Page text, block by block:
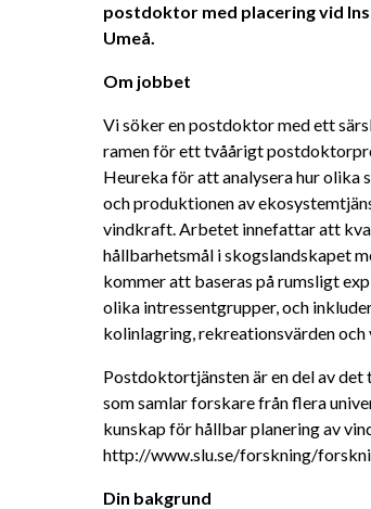
postdoktor med placering vid
Umeå.
Om jobbet
Vi söker en postdoktor med ett
ramen för ett tvåårigt
Heureka för att analysera hur
och produktionen av
vindkraft. Arbetet innefattar att
hållbarhetsmål i skogslandskapet
kommer att baseras på rumsligt
olika intressentgrupper, och
kolinlagring, rekreationsvärden och
Postdoktor­tjänsten är en del av
som samlar forskare från flera
kunskap för hållbar planering av
http://www.slu.se/forskning/
Din bakgrund